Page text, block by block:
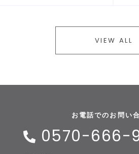
VIEW ALL
お電話でのお問い
0570-666-